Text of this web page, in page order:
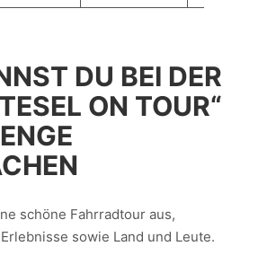
DU BEI DER
ON TOUR“
schöne Fahrradtour aus,
sowie Land und Leute.